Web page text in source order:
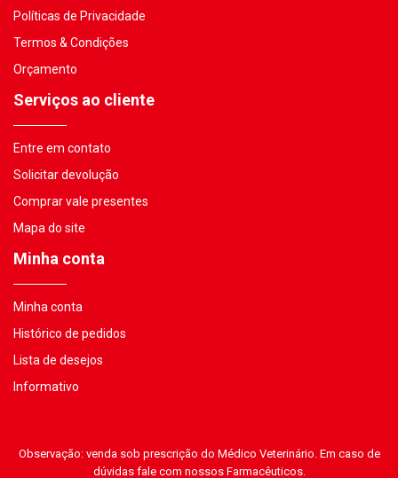
Políticas de Privacidade
Termos & Condições
Orçamento
Serviços ao cliente
Entre em contato
Solicitar devolução
Comprar vale presentes
Mapa do site
Minha conta
Minha conta
Histórico de pedidos
Lista de desejos
Informativo
Observação: venda sob prescrição do Médico Veterinário. Em caso de
dúvidas fale com nossos Farmacêuticos.